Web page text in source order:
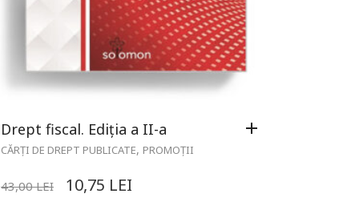
Drept fiscal. Ediția a II-a
CĂRȚI DE DREPT PUBLICATE, PROMOȚII
43,00LEI 10,75 LEI